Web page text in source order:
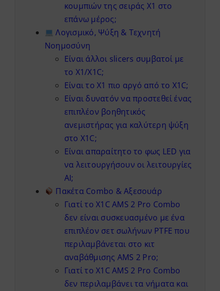
κουμπιών της σειράς X1 στο
επάνω μέρος;
Λογισμικό, Ψύξη & Τεχνητή
Νοημοσύνη
Είναι άλλοι slicers συμβατοί με
το X1/X1C;
Είναι το X1 πιο αργό από το X1C;
Είναι δυνατόν να προστεθεί ένας
επιπλέον βοηθητικός
ανεμιστήρας για καλύτερη ψύξη
στο X1C;
Είναι απαραίτητο το φως LED για
να λειτουργήσουν οι λειτουργίες
AI;
Πακέτα Combo & Αξεσουάρ
Γιατί το X1C AMS 2 Pro Combo
δεν είναι συσκευασμένο με ένα
επιπλέον σετ σωλήνων PTFE που
περιλαμβάνεται στο κιτ
αναβάθμισης AMS 2 Pro;
Γιατί το X1C AMS 2 Pro Combo
δεν περιλαμβάνει τα νήματα και